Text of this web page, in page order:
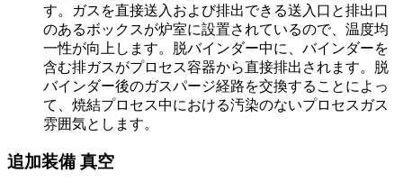
す。ガスを直接送入および排出できる送入口と排出口
のあるボックスが炉室に設置されているので、温度均
一性が向上します。脱バインダー中に、バインダーを
含む排ガスがプロセス容器から直接排出されます。脱
バインダー後のガスパージ経路を交換することによっ
て、焼結プロセス中における汚染のないプロセスガス
雰囲気とします。
追加装備 真空